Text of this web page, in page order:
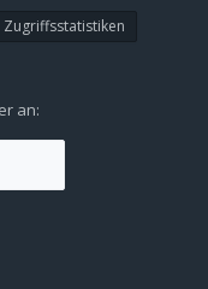
Zugriffsstatistiken
an: